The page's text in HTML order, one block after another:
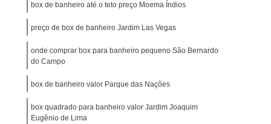
Vidro
Cobertura de Vidro
Cobertura de Vidro para área Externa
Residencial
Cobertura de Vidro Retrátil
de Vidro Santo André
de Vidro São Bernardo do Campo
Cobertura para Janela de Vidro
box de banheiro até o teto preço Moema Índios
preço de box de banheiro Jardim Las Vegas
onde comprar box para banheiro pequeno São Bernardo
do Campo
box de banheiro valor Parque das Nações
box quadrado para banheiro valor Jardim Joaquim
Eugênio de Lima